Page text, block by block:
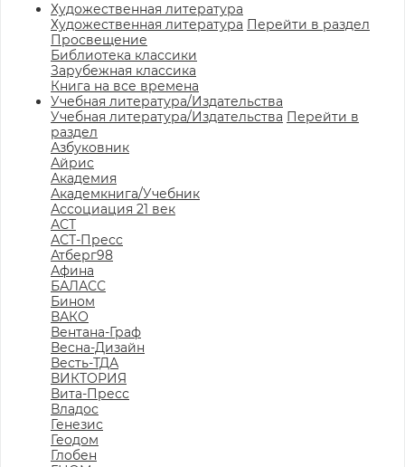
Художественная литература
Художественная литература Перейти в раздел
Просвещение
Библиотека классики
Зарубежная классика
Книга на все времена
Учебная литература/Издательства
Учебная литература/Издательства Перейти в
раздел
Азбуковник
Айрис
Академия
Академкнига/Учебник
Ассоциация 21 век
АСТ
АСТ-Пресс
Атберг98
Афина
БАЛАСС
Бином
ВАКО
Вентана-Граф
Весна-Дизайн
Весть-ТДА
ВИКТОРИЯ
Вита-Пресс
Владос
Генезис
Геодом
Глобен